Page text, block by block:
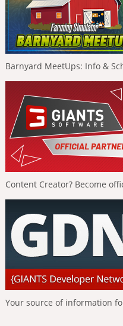
Barnyard MeetUps: Info &
Content Creator? Become
Your source of information